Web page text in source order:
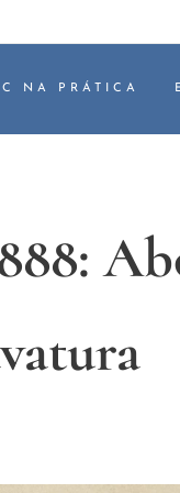
NA PRÁTICA